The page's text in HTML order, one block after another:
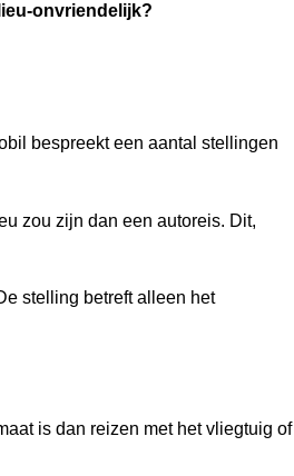
onvriendelijk?
bespreekt een aantal stellingen
zou zijn dan een autoreis. Dit,
stelling betreft alleen het
is dan reizen met het vliegtuig of